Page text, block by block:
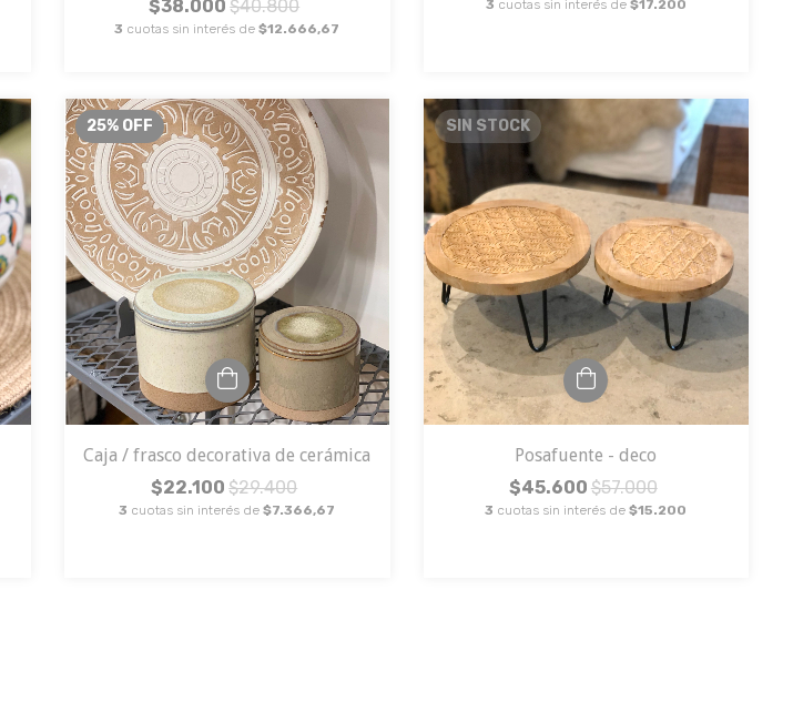
$38.000$40.800
3 cuotas sin interés de$12.666,67
3 cuotas sin interés de $17.200
25% OFF
Caja / frasco decorativa de cerámica
$22.100$29.400
3 cuotas sin interés de$7.366,67
SIN STOCK
Posafuente - deco
$45.600 $57.000
3 cuotas sin interés de$15.200